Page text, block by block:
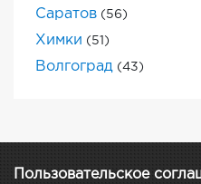
Саратов (56)
Химки (51)
Волгоград (43)
Пользовательское